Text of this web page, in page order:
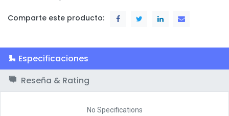
Comparte este producto:
Especificaciones
Reseña & Rating
No Specifications